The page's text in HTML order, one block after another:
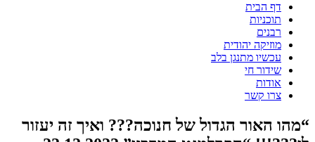
דף הבית
תוכניות
רבנים
מוזיקה יהודית
עכשיו מתנגן בלב
שידור חי
אודות
צרו קשר
“מהו האור הגדול של חנוכה??? ואיך זה יעזור